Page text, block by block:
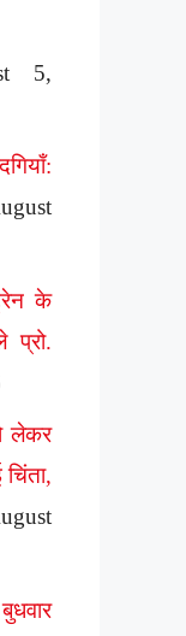
5,
के
प्रो.
लेकर